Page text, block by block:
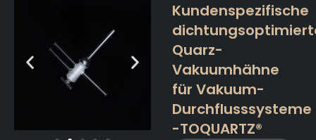
Kundenspezifische
Quarz-
Vakuumhähne
für Vakuum-
Durchflusssysteme
-TOQUARTZ®